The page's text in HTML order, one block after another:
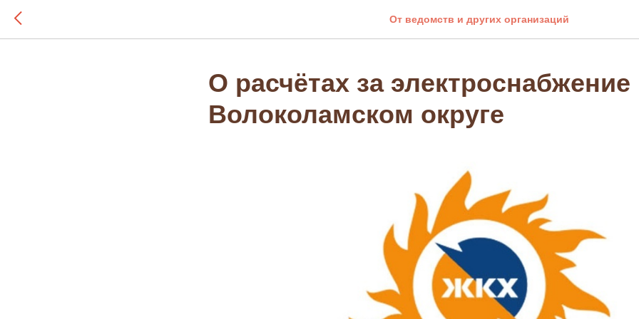
От ведомств и других организаций
О расчётах за электроснабжение
Волоколамском округе